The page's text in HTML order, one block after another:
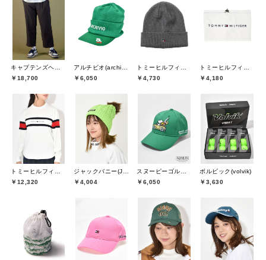
￥18,700
￥6,050
￥4,730
￥4,180
￥12,320
￥4,004
￥6,050
ボルビック(volvik)
￥3,630